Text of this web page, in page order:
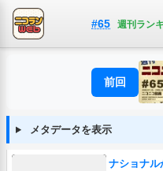
#65 週刊ラン
前回
メタデータを表示
ナショナ